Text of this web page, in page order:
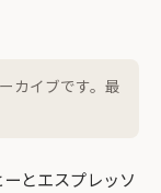
カイブです。最
とエスプレッソ